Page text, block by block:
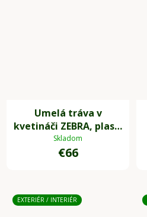
Umelá tráva v
kvetináči ZEBRA, plast,
výška 80 cm, zelená
Skladom
€66
EXTERIÉR / INTERIÉR